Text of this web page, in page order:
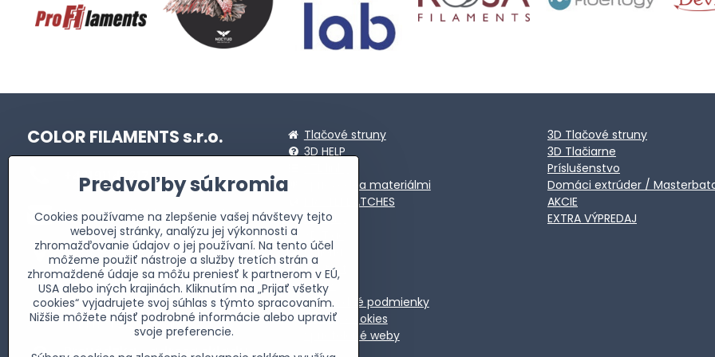
COLOR FILAMENTS s.r.o.
+421911472173
info​@profi-filaments​.sk
Fakturačná adresa
Allendeho 2735/24
059 51 Poprad-Matejovce
IČO: 51 993 821
DIČ: 2120856716
IČ DPH: SK2120856716
Prevádzka - adresa skladu
Tlačové struny
3D HELP
Sprievodca materiálmi
MASTERBATCHES
Novinky
Galéria
Kontakt
O nás
Obchodné podmienky
Súbory cookies
Spriatelené weby
3D Tlačové struny
3D Tlačiarne
Príslušenstvo
Domáci extrúder /
AKCIE
EXTRA VÝPREDAJ
Predvoľby súkromia
Cookies používame na zlepšenie vašej návštevy tejto
webovej stránky, analýzu jej výkonnosti a
zhromažďovanie údajov o jej používaní. Na tento účel
môžeme použiť nástroje a služby tretích strán a
zhromaždené údaje sa môžu preniesť k partnerom v EÚ,
USA alebo iných krajinách. Kliknutím na „Prijať všetky
cookies“ vyjadrujete svoj súhlas s týmto spracovaním.
Nižšie môžete nájsť podrobné informácie alebo upraviť
svoje preferencie.